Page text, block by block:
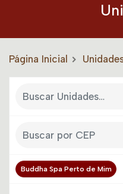
Página Inicial
Buddha Spa Perto de Mim